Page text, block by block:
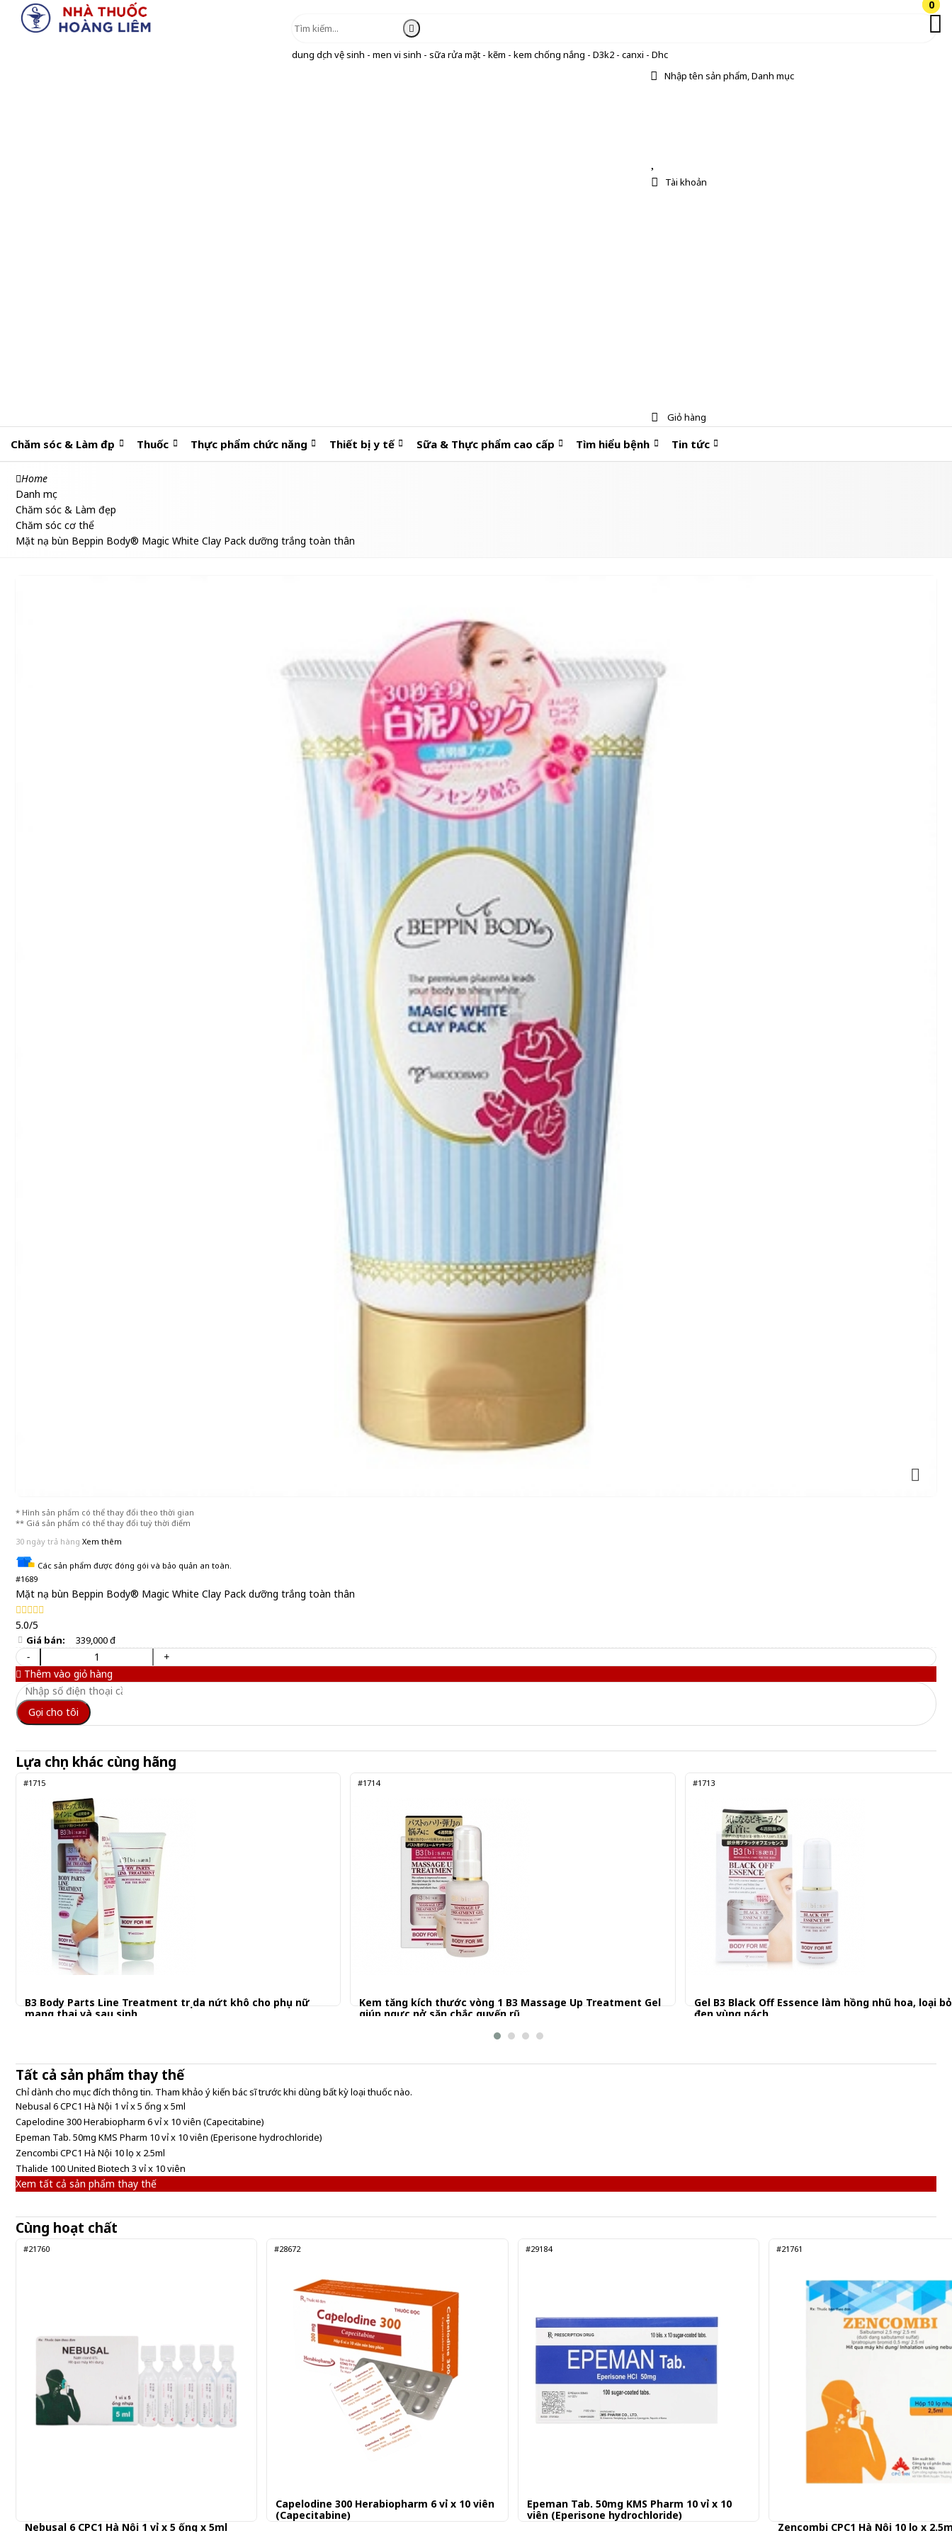
dung dịch vệ sinh - men vi sinh - sữa rửa mặt - kẽm - kem chống nắng - D3k2 - canxi - Dhc
Nhập tên sản phẩm, Danh mục
0
Tài khoản
0
Giỏ hàng
Chăm sóc & Làm đẹp Thuốc Thực phẩm chức năng Thiết bị y tế Sữa & Thực phẩm cao cấp Tìm hiểu bệnh Tin tức
Home
Danh mục
Chăm sóc & Làm đẹp
Chăm sóc cơ thể
Mặt nạ bùn Beppin Body® Magic White Clay Pack dưỡng trắng toàn thân
* Hình sản phẩm có thể thay đổi theo thời gian
** Giá sản phẩm có thể thay đổi tuỳ thời điểm
30 ngày trả hàng Xem thêm
Các sản phẩm được đóng gói và bảo quản an toàn.
#1689
Mặt nạ bùn Beppin Body® Magic White Clay Pack dưỡng trắng toàn thân
5.0/5
Giá bán: 339,000 đ
-
+
Thêm vào giỏ hàng
Gọi cho tôi
Lựa chọn khác cùng hãng
#1715
B3 Body Parts Line Treatment trị da nứt khô cho phụ nữ
mang thai và sau sinh
#1714
Kem tăng kích thước vòng 1 B3 Massage Up Treatment Gel
giúp ngực nở săn chắc quyến rũ
#1713
Gel B3 Black Off Essence làm hồng nhũ hoa, loại
đen vùng nách
Tất cả sản phẩm thay thế
Chỉ dành cho mục đích thông tin. Tham khảo ý kiến bác sĩ trước khi dùng bất kỳ loại thuốc nào.
Nebusal 6 CPC1 Hà Nội 1 vỉ x 5 ống x 5ml
Capelodine 300 Herabiopharm 6 vỉ x 10 viên (Capecitabine)
Epeman Tab. 50mg KMS Pharm 10 vỉ x 10 viên (Eperisone hydrochloride)
Zencombi CPC1 Hà Nội 10 lọ x 2.5ml
Thalide 100 United Biotech 3 vỉ x 10 viên
Xem tất cả sản phẩm thay thế
Cùng hoạt chất
#21760
Nebusal 6 CPC1 Hà Nội 1 vỉ x 5 ống x 5ml
#28672
Capelodine 300 Herabiopharm 6 vỉ x 10 viên
(Capecitabine)
#29184
Epeman Tab. 50mg KMS Pharm 10 vỉ x 10
viên (Eperisone hydrochloride)
#21761
Zencombi CPC1 Hà Nội 10 lọ x